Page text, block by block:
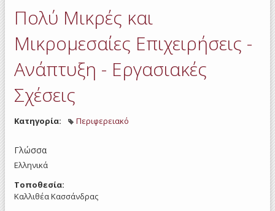
Πολύ Μικρές και
Μικρομεσαίες Επιχειρήσεις -
Ανάπτυξη - Εργασιακές
Σχέσεις
Κατηγορία: Περιφερειακό
Γλώσσα
Ελληνικά
Τοποθεσία:
Καλλιθέα Κασσάνδρας